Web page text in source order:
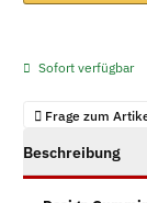
Sofort verfügbar
Frage zum
Beschreibung